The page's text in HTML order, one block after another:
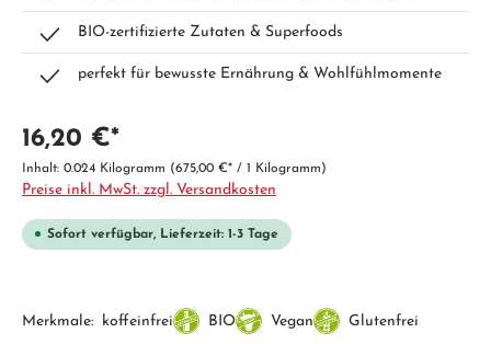
BIO-zertifizierte Zutaten & Superfoods
perfekt für bewusste Ernährung & Wohlfühlmomente
16,20 €*
Inhalt: 0.024 Kilogramm (675,00 €* / 1 Kilogramm)
Preise inkl. MwSt. zzgl. Versandkosten
Sofort verfügbar, Lieferzeit: 1-3 Tage
Merkmale: koffeinfrei BIO Vegan Glutenfrei